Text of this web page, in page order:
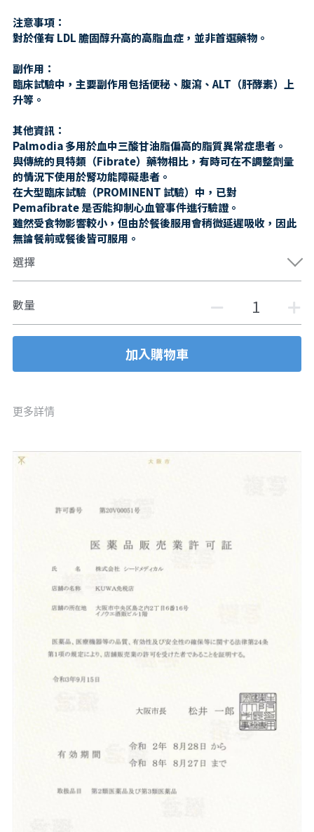
注意事項：
對於僅有 LDL 膽固醇升高的高脂血症，並非首選藥物。
副作用：
臨床試驗中，主要副作用包括便秘、腹瀉、ALT（肝酵素）上
升等。
其他資訊：
Palmodia 多用於血中三酸甘油脂偏高的脂質異常症患者。
與傳統的貝特類（Fibrate）藥物相比，有時可在不調整劑量
的情況下使用於腎功能障礙患者。
在大型臨床試驗（PROMINENT 試驗）中，已對
Pemafibrate 是否能抑制心血管事件進行驗證。
雖然受食物影響較小，但由於餐後服用會稍微延遲吸收，因此
無論餐前或餐後皆可服用。
選擇
數量
加入購物車
更多詳情